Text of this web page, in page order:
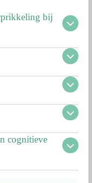
bij
cognitieve